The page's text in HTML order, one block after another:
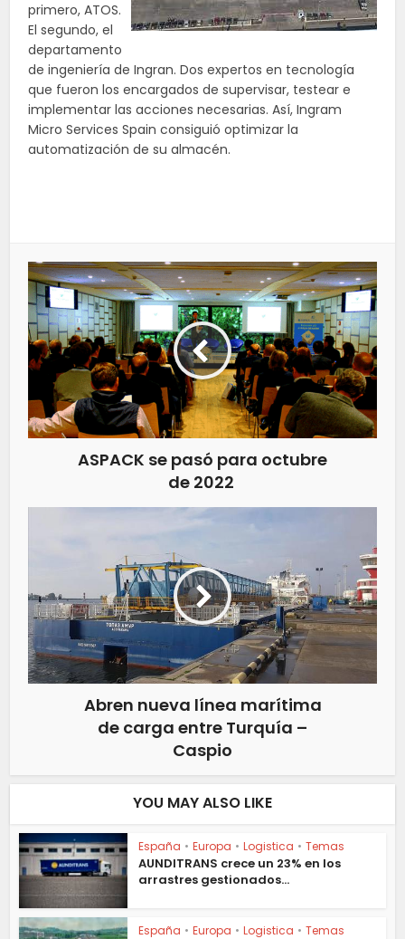
primero, ATOS.
El segundo, el
departamento
de ingeniería deIngran. Dos expertos en tecnología
que fueron los encargados de supervisar, testear e
implementar las acciones necesarias. Así, Ingram
MicroServices Spain consiguió optimizar la
automatización de su almacén.
ASPACK se pasó para octubre
de 2022
Abren nueva línea marítima
de carga entre Turquía –
Caspio
YOU MAY ALSO LIKE
España • Europa • Logistica • Temas
AUNDITRANS crece un 23% en los
arrastres gestionados...
España • Europa • Logistica • Temas